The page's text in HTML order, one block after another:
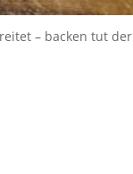
– backen tut der